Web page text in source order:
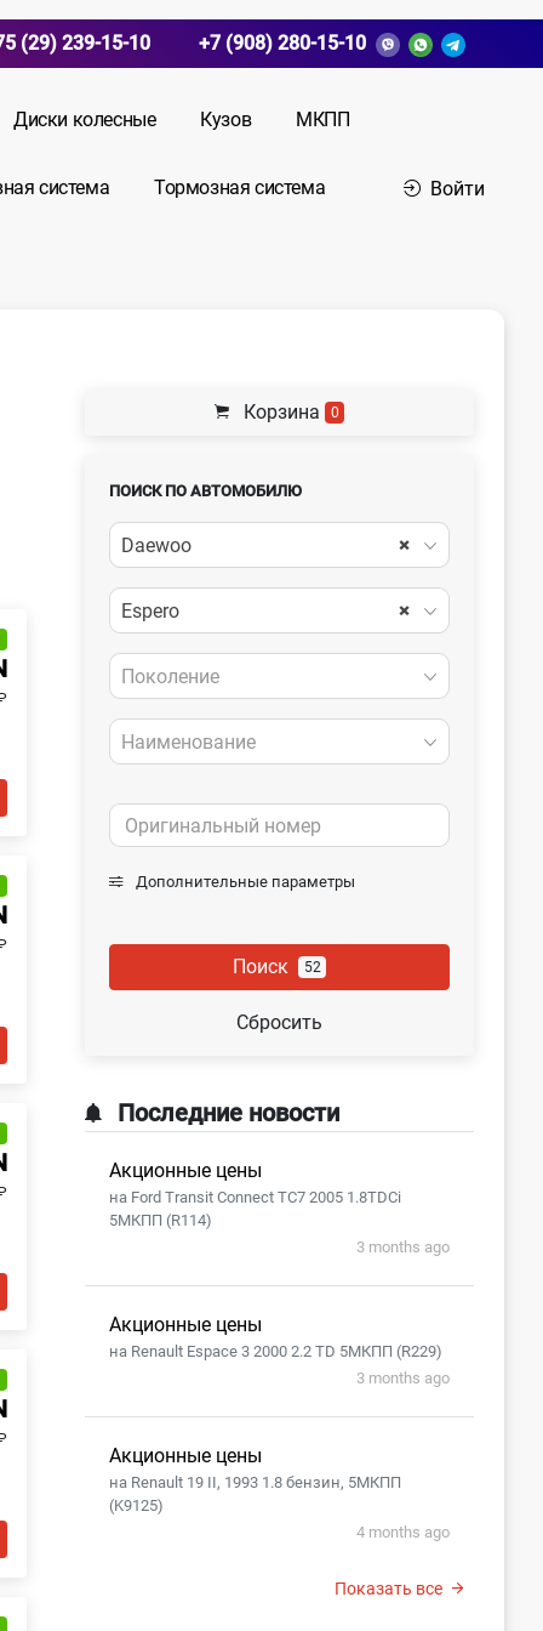
(29) 239-15-10 +7 (908) 280-15-10
Диски колесные Кузов МКПП
система Тормозная система Войти
Корзина 0
ПОИСК ПО АВТОМОБИЛЮ
×
Daewoo
×
Espero
Поколение
Наименование
Дополнительные параметры
Поиск 52
Сбросить
Последние новости
Акционные цены
на Ford Transit Connect TC7 2005 1.8TDCi
5МКПП (R114)
3 months ago
Акционные цены
на Renault Espace 3 2000 2.2 TD 5МКПП (R229)
3 months ago
Акционные цены
на Renault 19 II, 1993 1.8 бензин, 5МКПП
(K9125)
4 months ago
Показать все